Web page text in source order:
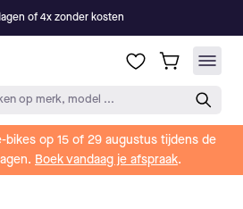
of 4x zonder kosten
op merk, model ...
bikes op 15 of 29 augustus tijdens de
Boek vandaag je afspraak.